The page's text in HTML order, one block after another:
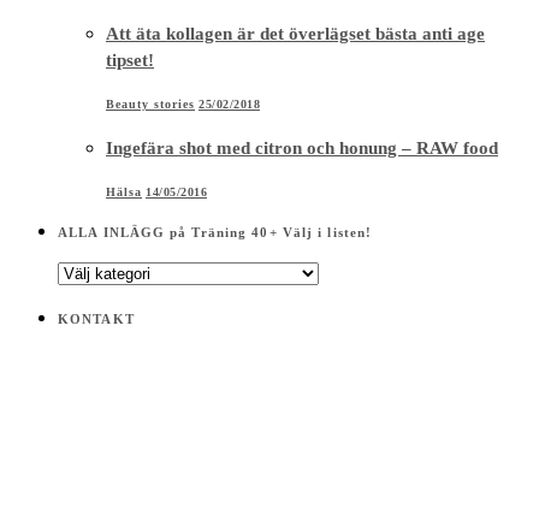
Att äta kollagen är det överlägset bästa anti age
tipset!
Beauty stories 25/02/2018
Ingefära shot med citron och honung – RAW food
Hälsa 14/05/2016
ALLA INLÄGG på Träning 40+ Välj i listen!
ALLA
på
KONTAKT